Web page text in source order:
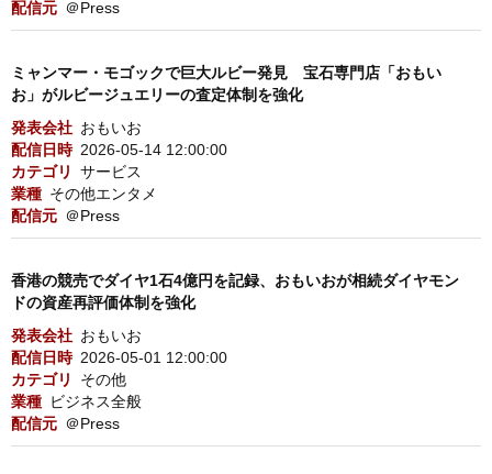
配信元 ＠Press
ミャンマー・モゴックで巨大ルビー発見 宝石専門店「おもい
お」がルビージュエリーの査定体制を強化
発表会社 おもいお
配信日時 2026-05-14 12:00:00
カテゴリ
サービス
業種 その他エンタメ
配信元 ＠Press
香港の競売でダイヤ1石4億円を記録、おもいおが相続ダイヤモン
ドの資産再評価体制を強化
発表会社 おもいお
配信日時 2026-05-01 12:00:00
カテゴリ
その他
業種 ビジネス全般
配信元 ＠Press